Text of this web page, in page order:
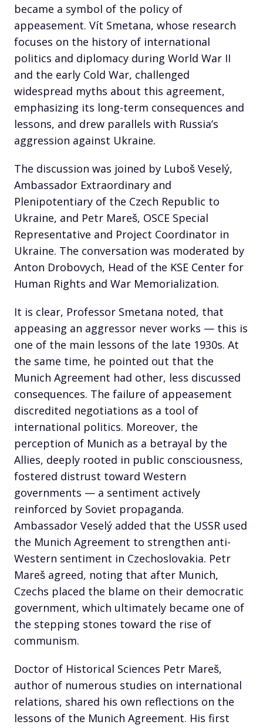
became a symbol of the policy of
appeasement. Vít Smetana, whose research
focuses on the history of international
politics and diplomacy during World War II
and the early Cold War, challenged
widespread myths about this agreement,
emphasizing its long-term consequences and
lessons, and drew parallels with Russia’s
aggression against Ukraine.
The discussion was joined by Luboš Veselý,
Ambassador Extraordinary and
Plenipotentiary of the Czech Republic to
Ukraine, and Petr Mareš, OSCE Special
Representative and Project Coordinator in
Ukraine. The conversation was moderated by
Anton Drobovych, Head of the KSE Center for
Human Rights and War Memorialization.
It is clear, Professor Smetana noted, that
appeasing an aggressor never works — this is
one of the main lessons of the late 1930s. At
the same time, he pointed out that the
Munich Agreement had other, less discussed
consequences. The failure of appeasement
discredited negotiations as a tool of
international politics. Moreover, the
perception of Munich as a betrayal by the
Allies, deeply rooted in public consciousness,
fostered distrust toward Western
governments — a sentiment actively
reinforced by Soviet propaganda.
Ambassador Veselý added that the USSR used
the Munich Agreement to strengthen anti-
Western sentiment in Czechoslovakia. Petr
Mareš agreed, noting that after Munich,
Czechs placed the blame on their democratic
government, which ultimately became one of
the stepping stones toward the rise of
communism.
Doctor of Historical Sciences Petr Mareš,
author of numerous studies on international
relations, shared his own reflections on the
lessons of the Munich Agreement. His first